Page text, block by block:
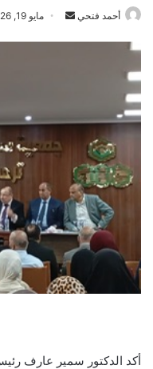
أحمد فتحي
أرسل مايو 19, 2026
أكد الدكتور سمير عارف